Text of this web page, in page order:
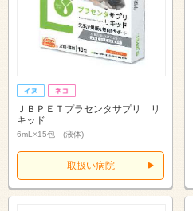
ＪＢＰＥＴプラセンタサプリ リ
キッド
6mL×15包 (液体)
取扱い病院